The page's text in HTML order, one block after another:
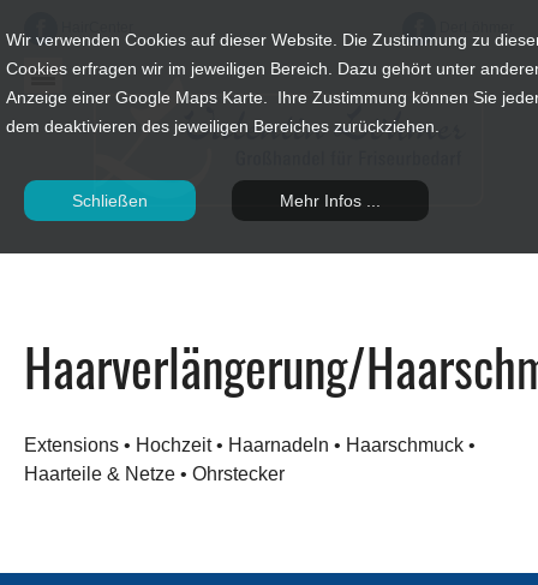
Wir verwenden Cookies auf dieser Website. Die Zustimmung zu
Cookies erfragen wir im jeweiligen Bereich. Dazu gehört unter
Anzeige einer Google Maps Karte. Ihre Zustimmung können Sie
dem deaktivieren des jeweiligen Bereiches zurückziehen.
Schließen Mehr Infos ...
Haarverlängerung/
Extensions • Hochzeit • Haarnadeln • Haarschmuck •
Haarteile & Netze • Ohrstecker